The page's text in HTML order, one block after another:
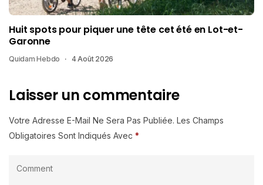
Huit spots pour piquer une tête cet été en Lot-et-
Garonne
Quidam Hebdo 4 Août 2026
Laisser un commentaire
Votre Adresse E-Mail Ne Sera Pas Publiée. Les Champs
Obligatoires Sont Indiqués Avec *